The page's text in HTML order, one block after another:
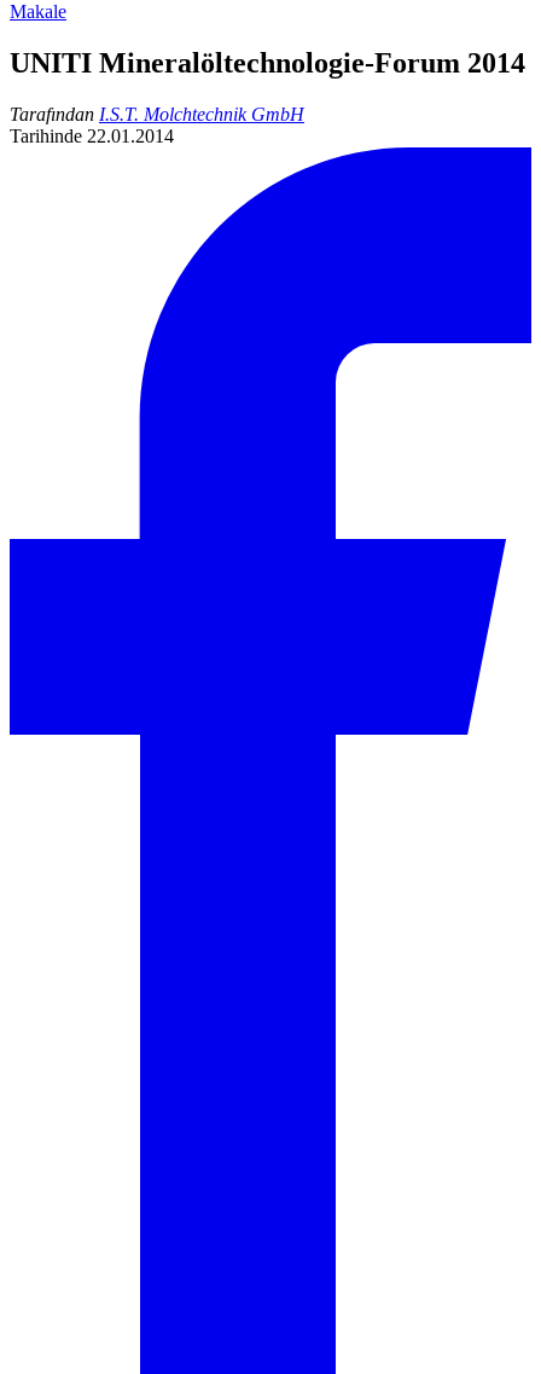
Makale
UNITI Mineralöltechnologie-Forum 2014
Tarafından I.S.T. Molchtechnik GmbH
Tarihinde 22.01.2014